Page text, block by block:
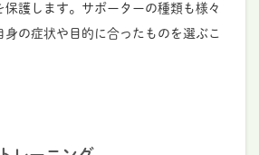
保護します。サポーターの種類も様々
身の症状や目的に合ったものを選ぶこ